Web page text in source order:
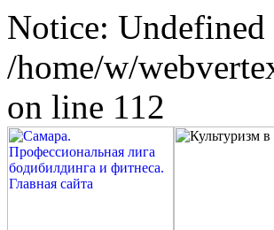
Notice:
/home/w/
on line 112